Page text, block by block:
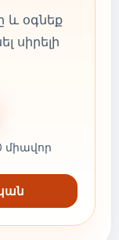
և օգնեք
սիրելի
միավոր